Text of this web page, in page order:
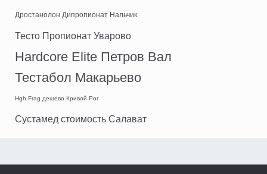
Дростанолон Дипропионат Нальчик
Тесто Пропионат Уварово
Hardcore Elite Петров Вал
Тестабол Макарьево
Hgh Frag дешево Кривой Рог
Сустамед стоимость Салават